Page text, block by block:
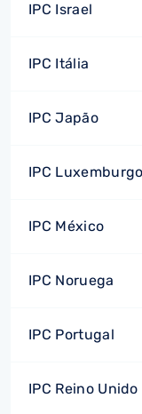
IPC Israel
IPC Itália
IPC Japão
IPC Luxemburgo
IPC México
IPC Noruega
IPC Portugal
IPC Reino Unido